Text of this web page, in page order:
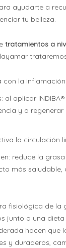
ayudarte a
tu belleza.
tratamientos a
con la
al aplicar
y a
la circulación
reduce la
más saludable,
fisiológica de la
junto a una
hacen que
y duraderos,